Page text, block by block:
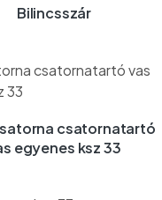
Bilincsszár
csatornatartó
egyenes ksz 33